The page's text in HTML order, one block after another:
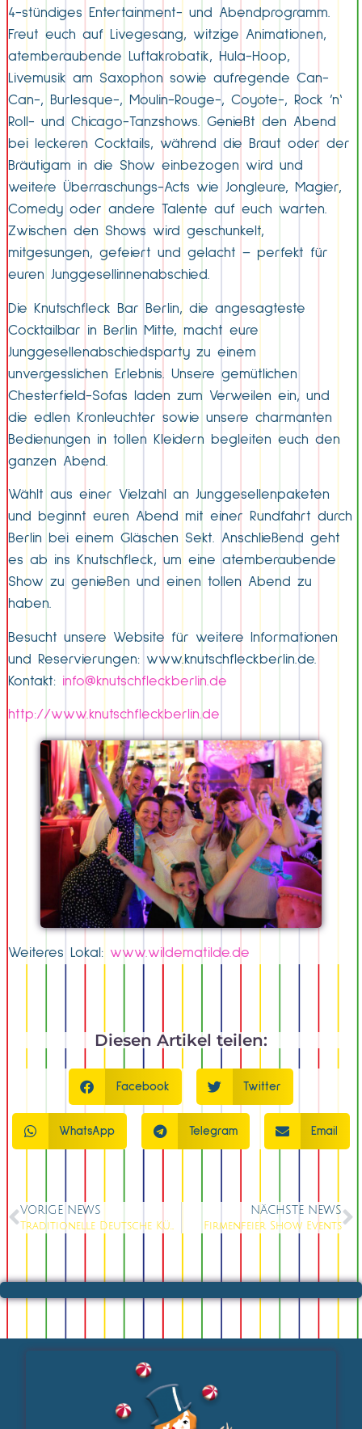
4-stündiges Entertainment- und Abendprogramm.
Freut euch auf Livegesang, witzige Animationen,
atemberaubende Luftakrobatik, Hula-Hoop,
Livemusik am Saxophon sowie aufregende Can-
Can-, Burlesque-, Moulin-Rouge-, Coyote-, Rock ’n‘
Roll- und Chicago-Tanzshows. Genießt den Abend
bei leckeren Cocktails, während die Braut oder der
Bräutigam in die Show einbezogen wird und
weitere Überraschungs-Acts wie Jongleure, Magier,
Comedy oder andere Talente auf euch warten.
Zwischen den Shows wird geschunkelt,
mitgesungen, gefeiert und gelacht – perfekt für
euren Junggesellinnenabschied.
Die Knutschfleck Bar Berlin, die angesagteste
Cocktailbar in Berlin Mitte, macht eure
Junggesellenabschiedsparty zu einem
unvergesslichen Erlebnis. Unsere gemütlichen
Chesterfield-Sofas laden zum Verweilen ein, und
die edlen Kronleuchter sowie unsere charmanten
Bedienungen in tollen Kleidern begleiten euch den
ganzen Abend.
Wählt aus einer Vielzahl an Junggesellenpaketen
und beginnt euren Abend mit einer Rundfahrt durch
Berlin bei einem Gläschen Sekt. Anschließend geht
es ab ins Knutschfleck, um eine atemberaubende
Show zu genießen und einen tollen Abend zu
haben.
Besucht unsere Website für weitere Informationen
und Reservierungen: www.knutschfleckberlin.de.
Kontakt: info@knutschfleckberlin.de
http://www.knutschfleckberlin.de
Weiteres Lokal: www.wildematilde.de
Diesen Artikel teilen:
Facebook Twitter
WhatsApp Telegram Email
VORIGE NEWS
Traditionelle Deutsche Küche
NÄCHSTE NEWS
Firmenfeier Show Events